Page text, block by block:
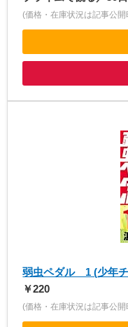
(価格・在庫状況は記事公
弱虫ペダル 1 (少年
￥220
(価格・在庫状況は記事公